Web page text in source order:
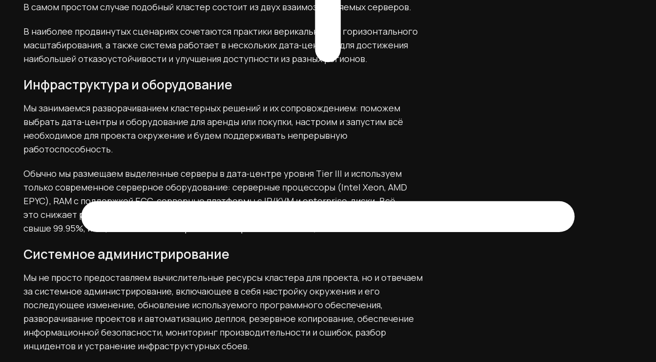
В самом простом случае подобный кластер состоит из двух взаимозаменяемых серверов.
В наиболее продвинутых сценариях сочетаются практики верикального и горизонтального
масштабирования, а также система работает в нескольких дата‑центрах для достижения
наибольшей отказоустойчивости и улучшения доступности из разных регионов.
Инфраструктура и оборудование
Мы занимаемся разворачиванием кластерных решений и их сопровождением: поможем
выбрать дата‑центры и оборудование для аренды или покупки, настроим и запустим всё
необходимое для проекта окружение и будем поддерживать непрерывную
работоспособность.
Обычно мы размещаем выделенные серверы в дата‑центре уровня Tier III и используем
только современное сeрверное оборудование: серверные процессоры (Intel Xeon, AMD
EPYC), RAM с поддержкой ECC, серверные платформы с IP/KVM и enterprise-диски. Всё
это снижает риски аппаратных сбоев и позволяет обеспечивать uptime отдельных серверов
свыше 99.95%, и ещё более высокий uptime кластерной системы в целом.
Системное администрирование
Мы не просто предоставляем вычислительные ресурсы кластера для проекта, но и отвечаем
за системное администрирование, включающее в себя настройку окружения и его
последующее изменение, обновление используемого программного обеспечения,
разворачивание проектов и автоматизацию деплоя, резервное копирование, обеспечение
информационной безопасности, мониторинг производительности и ошибок, разбор
инцидентов и устранение инфраструктурных сбоев.